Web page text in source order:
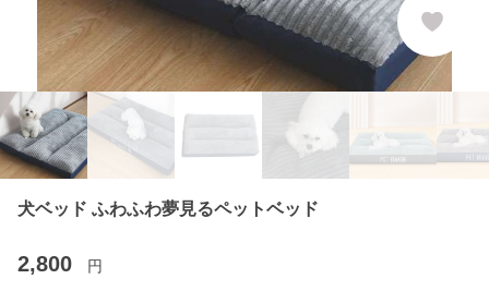
犬ベッド ふわふわ夢見るペットベッド
2,800 円